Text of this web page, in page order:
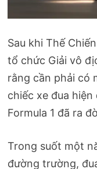
Sau khi Thế
tổ chức Giải vô
rằng cần phải có
chiếc xe đua
Formula 1 đã ra
Trong suốt một
đường trường,